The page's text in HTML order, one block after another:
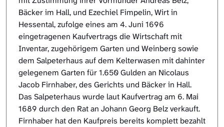
Bäcker im Hall, und Ezechiel Fimpelin, Wirt in
Hessental, zufolge eines am 4. Juni 1696
eingetragenen Kaufvertrags die Wirtschaft mit
Inventar, zugehörigem Garten und Weinberg sowie
dem Salpeterhaus auf dem Kelterwasen mit dahinter
gelegenem Garten für 1.650 Gulden an Nicolaus
Jacob Firnhaber, des Gerichts und Bäcker in Hall.
Das Salpeterhaus wurde laut Kaufvertrag am 6. Mai
1689 durch den Rat an Johann Georg Belz verkauft.
Firnhaber hat den Kaufpreis bereits komplett bezahlt